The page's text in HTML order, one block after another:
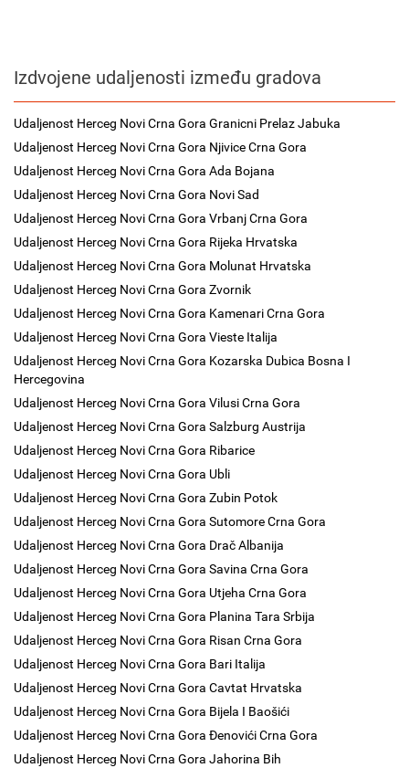
Izdvojene udaljenosti između gradova
Udaljenost Herceg Novi Crna Gora Granicni Prelaz Jabuka
Udaljenost Herceg Novi Crna Gora Njivice Crna Gora
Udaljenost Herceg Novi Crna Gora Ada Bojana
Udaljenost Herceg Novi Crna Gora Novi Sad
Udaljenost Herceg Novi Crna Gora Vrbanj Crna Gora
Udaljenost Herceg Novi Crna Gora Rijeka Hrvatska
Udaljenost Herceg Novi Crna Gora Molunat Hrvatska
Udaljenost Herceg Novi Crna Gora Zvornik
Udaljenost Herceg Novi Crna Gora Kamenari Crna Gora
Udaljenost Herceg Novi Crna Gora Vieste Italija
Udaljenost Herceg Novi Crna Gora Kozarska Dubica Bosna I
Hercegovina
Udaljenost Herceg Novi Crna Gora Vilusi Crna Gora
Udaljenost Herceg Novi Crna Gora Salzburg Austrija
Udaljenost Herceg Novi Crna Gora Ribarice
Udaljenost Herceg Novi Crna Gora Ubli
Udaljenost Herceg Novi Crna Gora Zubin Potok
Udaljenost Herceg Novi Crna Gora Sutomore Crna Gora
Udaljenost Herceg Novi Crna Gora Drač Albanija
Udaljenost Herceg Novi Crna Gora Savina Crna Gora
Udaljenost Herceg Novi Crna Gora Utjeha Crna Gora
Udaljenost Herceg Novi Crna Gora Planina Tara Srbija
Udaljenost Herceg Novi Crna Gora Risan Crna Gora
Udaljenost Herceg Novi Crna Gora Bari Italija
Udaljenost Herceg Novi Crna Gora Cavtat Hrvatska
Udaljenost Herceg Novi Crna Gora Bijela I Baošići
Udaljenost Herceg Novi Crna Gora Đenovići Crna Gora
Udaljenost Herceg Novi Crna Gora Jahorina Bih